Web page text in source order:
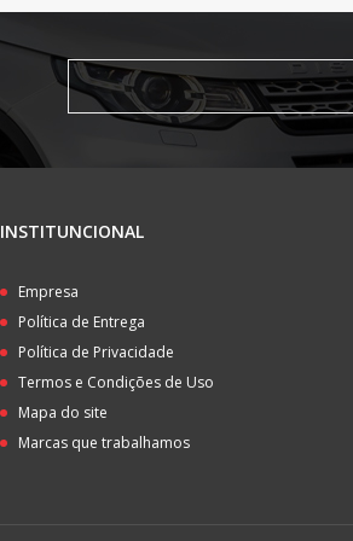
INSTITUNCIONAL
Empresa
Política de Entrega
Política de Privacidade
Termos e Condições de Uso
Mapa do site
Marcas que trabalhamos